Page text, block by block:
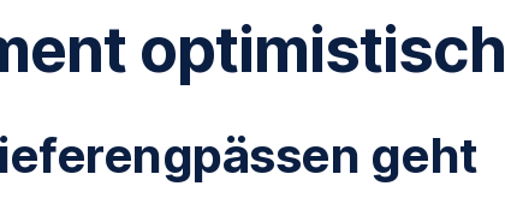
optimistisch
geht